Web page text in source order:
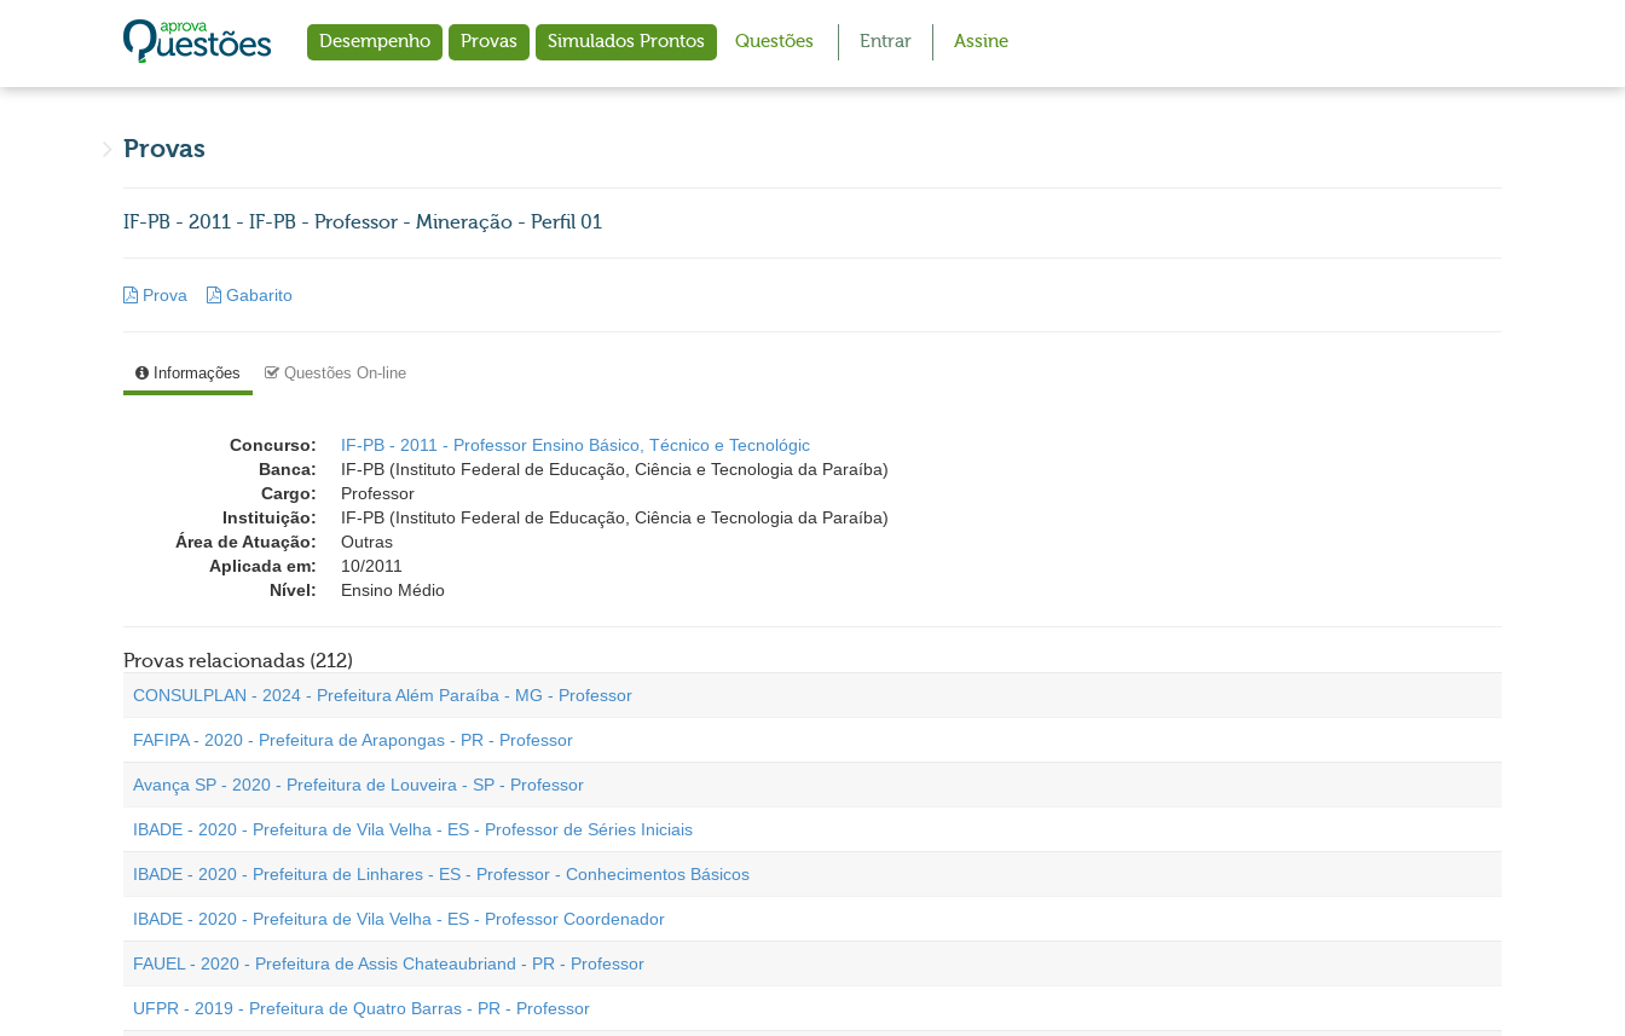
Desempenho Provas Simulados Prontos Questões Entrar Assine
Provas
IF-PB - 2011 - IF-PB - Professor - Mineração - Perfil 01
Prova Gabarito
Informações Questões On-line
Concurso:
IF-PB - 2011 - Professor Ensino Básico, Técnico e Tecnológic
Banca:
IF-PB (Instituto Federal de Educação, Ciência e Tecnologia da Paraíba)
Cargo:
Professor
Instituição:
IF-PB (Instituto Federal de Educação, Ciência e Tecnologia da Paraíba)
Área de Atuação:
Outras
Aplicada em:
10/2011
Nível:
Ensino Médio
Provas relacionadas (212)
CONSULPLAN - 2024 - Prefeitura Além Paraíba - MG - Professor
FAFIPA - 2020 - Prefeitura de Arapongas - PR - Professor
Avança SP - 2020 - Prefeitura de Louveira - SP - Professor
IBADE - 2020 - Prefeitura de Vila Velha - ES - Professor de Séries Iniciais
IBADE - 2020 - Prefeitura de Linhares - ES - Professor - Conhecimentos Básicos
IBADE - 2020 - Prefeitura de Vila Velha - ES - Professor Coordenador
FAUEL - 2020 - Prefeitura de Assis Chateaubriand - PR - Professor
UFPR - 2019 - Prefeitura de Quatro Barras - PR - Professor